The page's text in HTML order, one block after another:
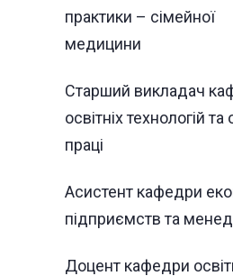
практики – сімейної
медицини
Старший викладач
освітніх технологій
праці
Асистент кафедри
підприємств та
Доцент кафедри